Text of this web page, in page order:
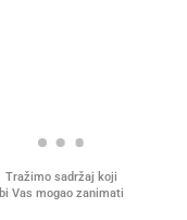
Tražimo sadržaj koji
bi Vas mogao zanimati